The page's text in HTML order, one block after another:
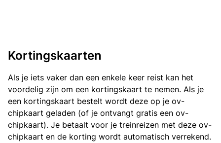
Kortingskaarten
Als je iets vaker dan een enkele keer reist kan het
voordelig zijn om een kortingskaart te nemen. Als je
een kortingskaart bestelt wordt deze op je ov-
chipkaart geladen (of je ontvangt gratis een ov-
chipkaart). Je betaalt voor je treinreizen met deze ov-
chipkaart en de korting wordt automatisch verrekend.